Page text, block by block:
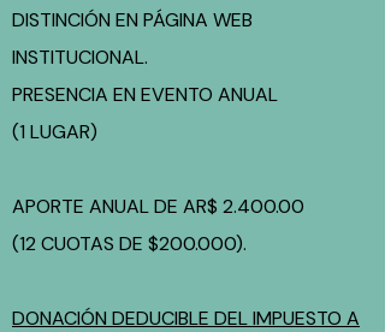
DISTINCIÓN EN PÁGINA WEB
INSTITUCIONAL.
PRESENCIA EN EVENTO ANUAL
(1 LUGAR)
APORTE ANUAL DE AR$ 2.400.00
(12 CUOTAS DE $200.000).
DONACIÓN DEDUCIBLE DEL IMPUESTO A